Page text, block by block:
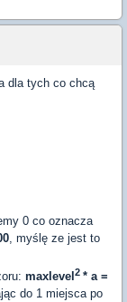
dla tych co chcą
0 co oznacza
, myślę ze jest to
maxlevel 2 * a =
do 1 miejsca po